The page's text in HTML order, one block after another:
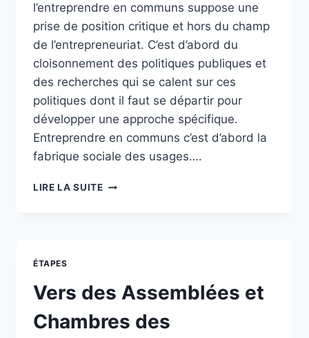
l’entreprendre en communs suppose une
prise de position critique et hors du champ
de l’entrepreneuriat. C’est d’abord du
cloisonnement des politiques publiques et
des recherches qui se calent sur ces
politiques dont il faut se départir pour
développer une approche spécifique.
Entreprendre en communs c’est d’abord la
fabrique sociale des usages….
LIRE LA SUITEENTREPRENDRE
ÉTAPES
Vers des Assemblées et
Chambres des